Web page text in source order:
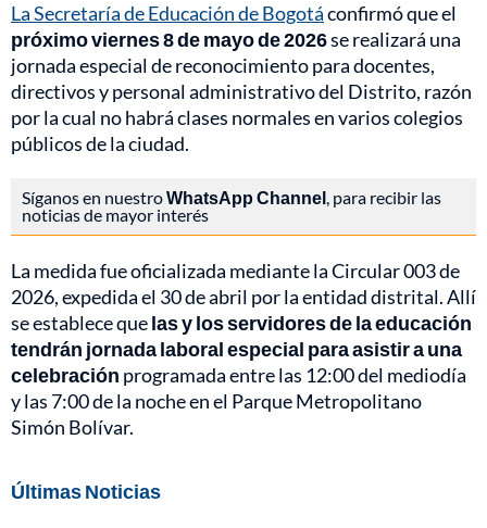
La Secretaría de Educación de Bogotáconfirmó que el
próximo viernes 8 de mayo de 2026se realizará una
jornada especial de reconocimiento para docentes,
directivos y personal administrativo del Distrito, razón
por la cual no habrá clases normales en varios colegios
públicos de la ciudad.
Síganos en nuestroWhatsApp Channel, para recibir las
noticias de mayor interés
La medida fue oficializada mediante la Circular 003 de
2026, expedida el 30 de abril por la entidad distrital. Allí
se establece quelas y los servidores de la educación
tendrán jornada laboral especial para asistir a una
celebración programada entre las 12:00 del mediodía
y las 7:00 de la noche en el Parque Metropolitano
Simón Bolívar.
Últimas Noticias